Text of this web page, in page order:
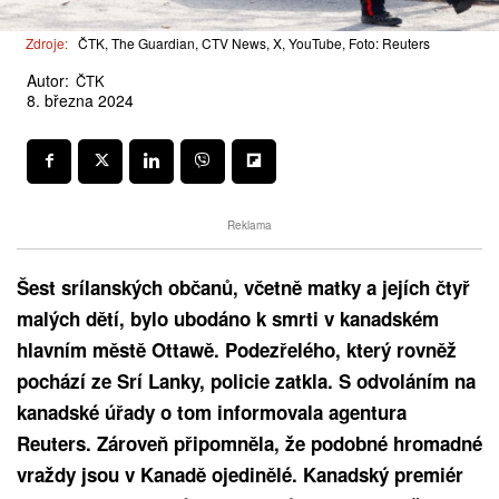
Zdroje: ČTK, The Guardian, CTV News, X, YouTube, Foto: Reuters
Autor: ČTK
8. března 2024
Reklama
Šest srílanských občanů, včetně matky a jejích čtyř
malých dětí, bylo ubodáno k smrti v kanadském
hlavním městě Ottawě. Podezřelého, který rovněž
pochází ze Srí Lanky, policie zatkla. S odvoláním na
kanadské úřady o tom informovala agentura
Reuters. Zároveň připomněla, že podobné hromadné
vraždy jsou v Kanadě ojedinělé. Kanadský premiér